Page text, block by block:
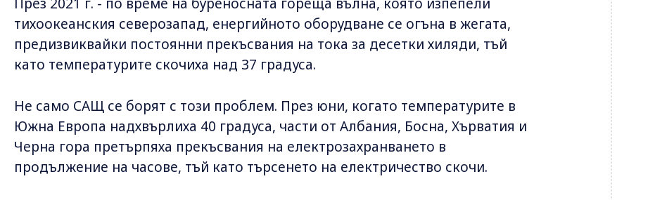
През 2021 г. - по време на буреносната гореща вълна, която изпепели
тихоокеанския северозапад, енергийното оборудване се огъна в жегата,
предизвиквайки постоянни прекъсвания на тока за десетки хиляди, тъй
като температурите скочиха над 37 градуса.
Не само САЩ се борят с този проблем. През юни, когато температурите в
Южна Европа надхвърлиха 40 градуса, части от Албания, Босна, Хърватия и
Черна гора претърпяха прекъсвания на електрозахранването в
продължение на часове, тъй като търсенето на електричество скочи.